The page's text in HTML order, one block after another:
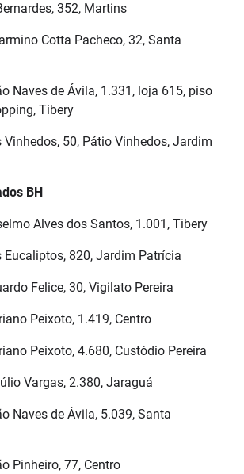
352, Martins
Cotta Pacheco, 32, Santa
Naves de Ávila, 1.331, loja 615, piso
Tibery
50, Pátio Vinhedos, Jardim
BH
Alves dos Santos, 1.001, Tibery
Eucaliptos, 820, Jardim Patrícia
Felice, 30, Vigilato Pereira
Peixoto, 1.419, Centro
Peixoto, 4.680, Custódio Pereira
Vargas, 2.380, Jaraguá
Naves de Ávila, 5.039, Santa
Pinheiro, 77, Centro